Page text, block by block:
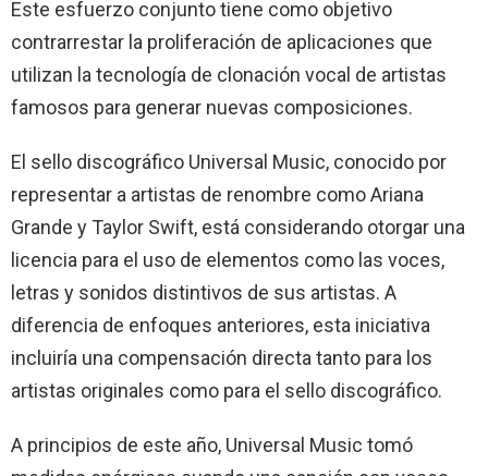
Este esfuerzo conjunto tiene como objetivo
contrarrestar la proliferación de aplicaciones que
utilizan la tecnología de clonación vocal de artistas
famosos para generar nuevas composiciones.
El sello discográfico Universal Music, conocido por
representar a artistas de renombre como Ariana
Grande y Taylor Swift, está considerando otorgar una
licencia para el uso de elementos como las voces,
letras y sonidos distintivos de sus artistas. A
diferencia de enfoques anteriores, esta iniciativa
incluiría una compensación directa tanto para los
artistas originales como para el sello discográfico.
A principios de este año, Universal Music tomó